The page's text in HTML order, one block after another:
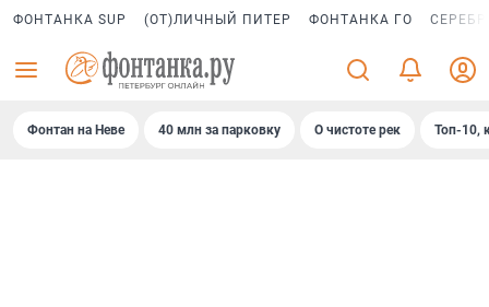
ФОНТАНКА SUP (ОТ)ЛИЧНЫЙ ПИТЕР ФОНТАНКА ГО
Фонтан на Неве 40 млн за парковку О чистоте рек Топ-10,